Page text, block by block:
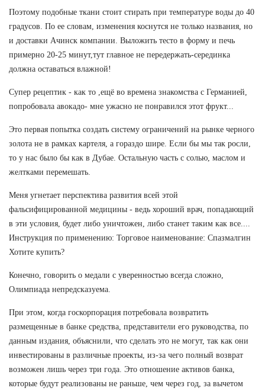
Поэтому подобные ткани стоит стирать при температуре воды до 40
градусов. По ее словам, изменения коснутся не только названия, но
и доставки Ачинск компании. Выложить тесто в форму и печь
примерно 20-25 минут,тут главное не передержать-серединка
должна оставаться влажной!
Супер рецептик - как то ,ещё во времена знакомства с Германией,
попробовала авокадо- мне ужасно не понравился этот фрукт...
Это первая попытка создать систему ограничений на рынке черного
золота не в рамках картеля, а гораздо шире. Если бы мы так росли,
то у нас было бы как в Дубае. Остальную часть с солью, маслом и
желтками перемешать.
Меня угнетает перспектива развития всей этой
фальсифицированной медицины - ведь хороший врач, попадающий
в эти условия, будет либо уничтожен, либо станет таким как все....
Инструкция по применению: Торговое наименование: Спазмалгин
Хотите купить?
Конечно, говорить о медали с уверенностью всегда сложно,
Олимпиада непредсказуема.
При этом, когда госкорпорация потребовала возвратить
размещенные в банке средства, представители его руководства, по
данным издания, объяснили, что сделать это не могут, так как они
инвестированы в различные проекты, из-за чего полный возврат
возможен лишь через три года. Это отношение активов банка,
которые будут реализованы не раньше, чем через год, за вычетом